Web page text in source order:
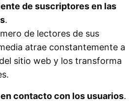
de suscriptores en las
.
de lectores de sus
atrae constantemente a
sitio web y los transforma
contacto con los usuarios.